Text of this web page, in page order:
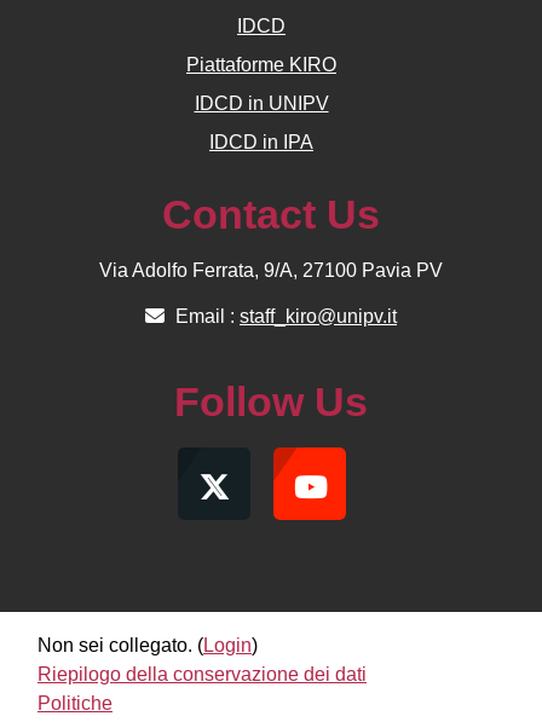
IDCD
Piattaforme KIRO
IDCD in UNIPV
IDCD in IPA
Contact Us
Via Adolfo Ferrata, 9/A, 27100 Pavia PV
Email : staff_kiro@unipv.it
Follow Us
Non sei collegato. (Login)
Riepilogo della conservazione dei dati
Politiche